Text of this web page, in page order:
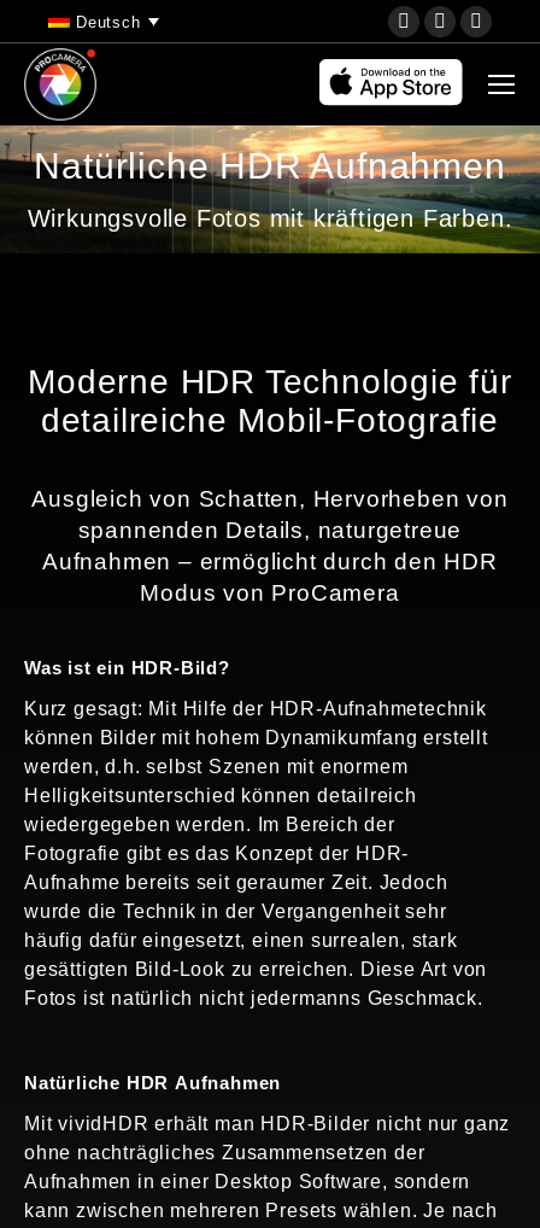
Deutsch
YouTube
opens
new
window
Instagram
opens
new
window
opens
new
Natürliche HDR Aufnahmen
Wirkungsvolle Fotos mit kräftigen Farben.
Moderne HDR Technologie für
detailreiche Mobil-Fotografie
Ausgleich von Schatten, Hervorheben von
spannenden Details, naturgetreue
Aufnahmen – ermöglicht durch den HDR
Modus von ProCamera
Was ist ein HDR-Bild?
Kurz gesagt: Mit Hilfe der HDR-Aufnahmetechnik
können Bilder mit hohem Dynamikumfang erstellt
werden, d.h. selbst Szenen mit enormem
Helligkeitsunterschied können detailreich
wiedergegeben werden. Im Bereich der
Fotografie gibt es das Konzept der HDR-
Aufnahme bereits seit geraumer Zeit. Jedoch
wurde die Technik in der Vergangenheit sehr
häufig dafür eingesetzt, einen surrealen, stark
gesättigten Bild-Look zu erreichen. Diese Art von
Fotos ist natürlich nicht jedermanns Geschmack.
Natürliche HDR Aufnahmen
Mit vividHDR erhält man HDR-Bilder nicht nur ganz
ohne nachträgliches Zusammensetzen der
Aufnahmen in einer Desktop Software, sondern
kann zwischen mehreren Presets wählen. Je nach